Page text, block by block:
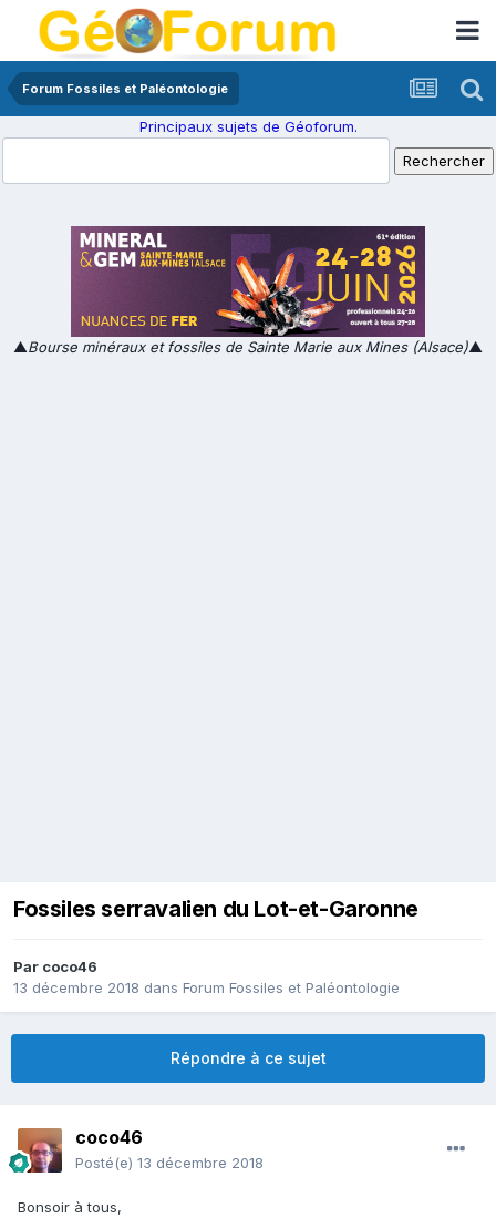
Forum Fossiles et Paléontologie
Principaux sujets de Géoforum.
▲Bourse minéraux et fossiles de Sainte Marie aux Mines (Alsace)▲
Fossiles serravalien du Lot-et-Garonne
Par coco46
13 décembre 2018 dans Forum Fossiles et Paléontologie
Répondre à ce sujet
coco46
Posté(e) 13 décembre 2018
Bonsoir à tous,